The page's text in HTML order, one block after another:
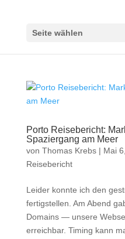
Seite wählen
Porto Reisebericht:
Spaziergang am Meer
von Thomas Krebs| Mai
Reisebericht
Leider konnte ich den
fertigstellen. Am Abend
Domains — unsere
erreichbar. Timing kann